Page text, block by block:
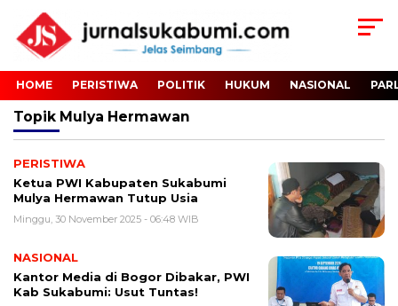
HOME PERISTIWA POLITIK HUKUM NASIONAL
Topik Mulya Hermawan
PERISTIWA
Ketua PWI Kabupaten Sukabumi
Mulya Hermawan Tutup Usia
Minggu, 30 November 2025 - 06:48 WIB
NASIONAL
Kantor Media di Bogor Dibakar, PWI
Kab Sukabumi: Usut Tuntas!